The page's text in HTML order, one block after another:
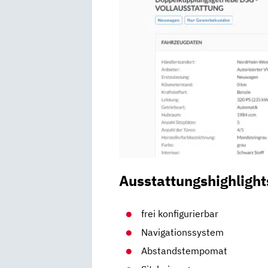
frei konfigurierbar
Navigationssystem
Abstandstempomat